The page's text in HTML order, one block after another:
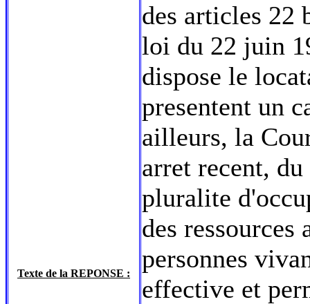
Texte de la REPONSE :
des articles 22
loi du 22 juin
dispose le
presentent un
ailleurs, la
arret recent,
pluralite
des ressources
personnes
effective et